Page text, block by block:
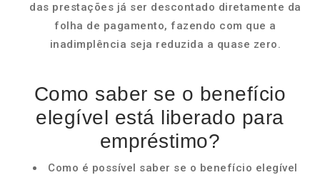
das prestações já ser descontado diretamente da
folha de pagamento, fazendo com que a
inadimplência seja reduzida a quase zero.
Como saber se o benefício
elegível está liberado para
empréstimo?
Como é possível saber se o benefício elegível